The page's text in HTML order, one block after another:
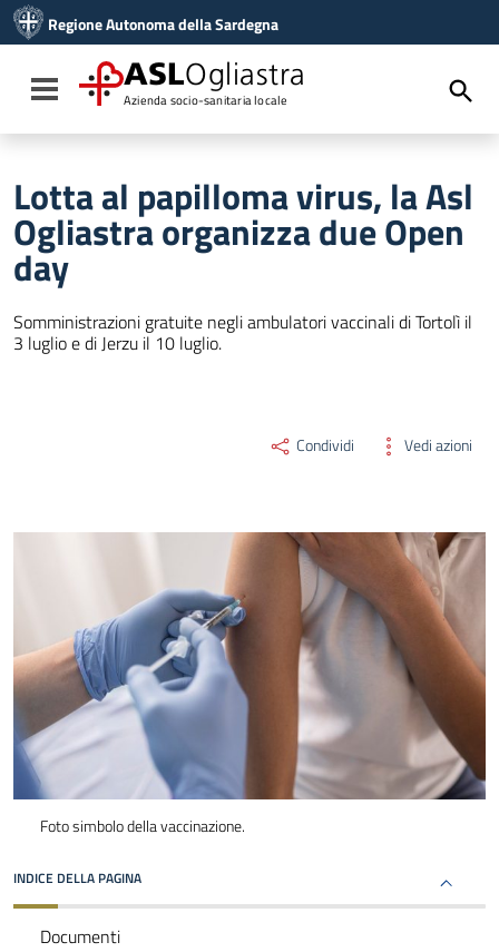
Vai al menu di navigazione
Vai al footer
Regione Autonoma della Sardegna
Toggle navigation
ASLOgliastra
Azienda socio-sanitaria locale
Lotta al papilloma virus, la Asl
Ogliastra organizza due Open
day
Somministrazioni gratuite negli ambulatori vaccinali di Tortolì il
3 luglio e di Jerzu il 10 luglio.
Condividi Vedi azioni
Foto simbolo della vaccinazione.
INDICE DELLA PAGINA
Documenti